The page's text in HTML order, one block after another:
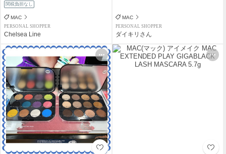
関税負担なし
MAC
PERSONAL SHOPPER
Chelsea Line
MAC
PERSONAL SHOPPER
ダイキリさん